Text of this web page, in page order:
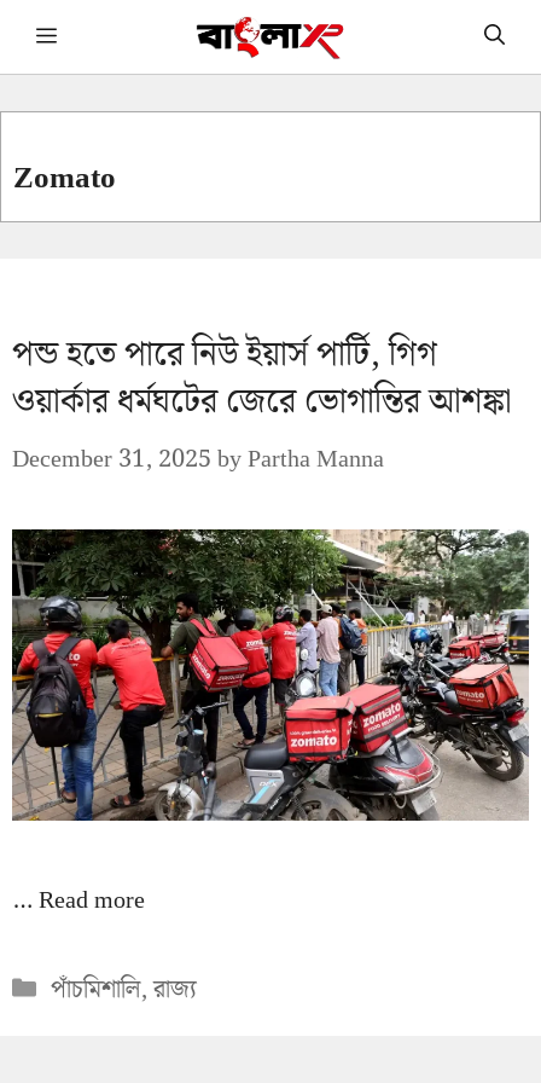
Skip Menu
Zomato
পন্ড হতে পারে নিউ ইয়ার্স পার্টি, গিগ
ওয়ার্কার ধর্মঘটের জেরে ভোগান্তির আশঙ্কা
December 31, 2025byPartha Manna
…Read more
Categories
পাঁচমিশালি,রাজ্য